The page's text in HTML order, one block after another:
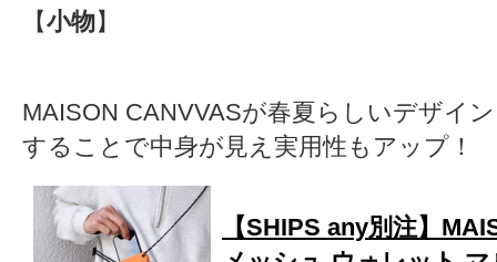
【小物】
MAISON CANVVASが春夏らしいデザイ
することで中身が見え実用性もアップ！
【SHIPS any別注】